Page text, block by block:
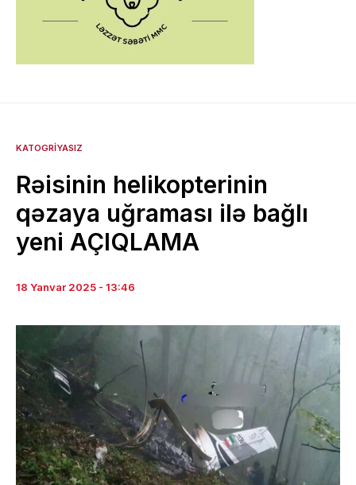
KATOGRIYASIZ
Rəisinin helikopterinin
qəzaya uğraması ilə bağlı
yeni AÇIQLAMA
18 Yanvar 2025 - 13:46